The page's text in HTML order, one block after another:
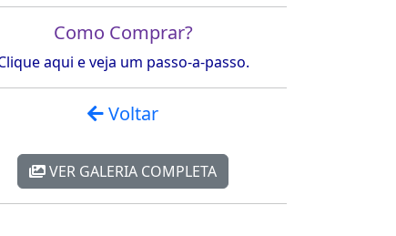
Como Comprar?
aqui e veja um passo-a-passo.
Voltar
VER GALERIA COMPLETA